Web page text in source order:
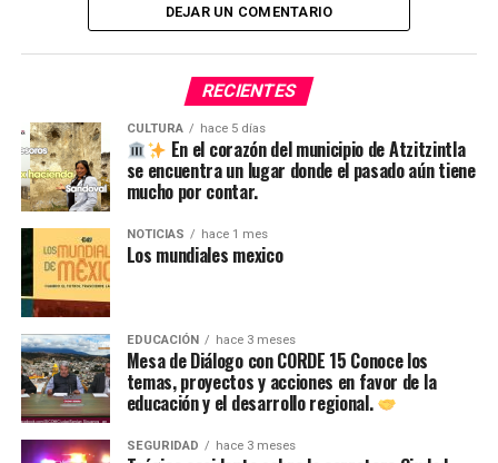
DEJAR UN COMENTARIO
RECIENTES
CULTURA hace 5 días
En el corazón del municipio de Atzitzintla
se encuentra un lugar donde el pasado aún tiene
mucho por contar.
NOTICIAS hace 1 mes
Los mundiales mexico
EDUCACIÓN hace 3 meses
Mesa de Diálogo con CORDE 15 Conoce los
temas, proyectos y acciones en favor de la
educación y el desarrollo regional.
SEGURIDAD hace 3 meses